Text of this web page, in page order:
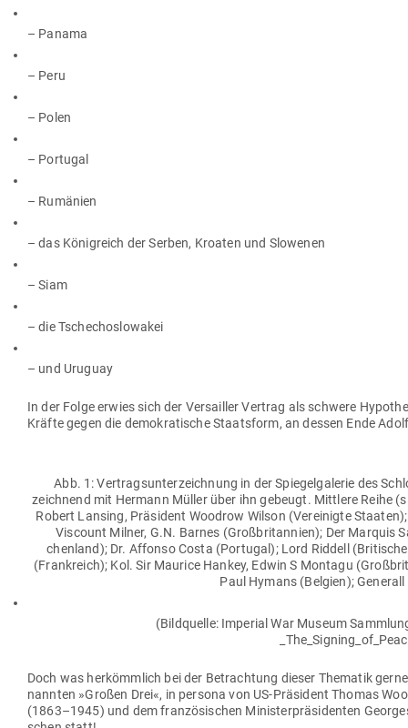
– Panama
– Peru
– Polen
– Portugal
– Rumänien
– das König­reich der Serben, Kroaten und Slowenen
– Siam
– die Tschechoslowakei
– und Uruguay
In der Folge erwies sich der Ver­sailler Vertrag als schwere
Kräfte gegen die demo­kra­tische Staatsform, an dessen Ende
Abb. 1: Ver­trags­un­ter­zeichnung in der Spie­gel­ga­lerie des
zeichnend mit Hermann Müller über ihn gebeugt. Mittlere Reihe
Robert Lansing, Prä­sident Woodrow Wilson (Ver­ei­nigte
Vis­count Milner, G.N. Barnes (Groß­bri­tannien); Der Marquis
chenland); Dr. Affonso Costa (Por­tugal); Lord Riddell
(Frank­reich); Kol. Sir Maurice Hankey, Edwin S Montagu
Paul Hymans (Belgien);
(Bild­quelle: Imperial War Museum
Doch was her­kömmlich bei der Betrachtung dieser The­matik
nannten »Großen Drei«, in persona von US-Prä­sident Thomas
(1863–1945) und dem fran­zö­si­schen Minis­ter­prä­si­denten